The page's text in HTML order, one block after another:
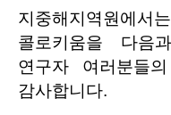
지중해지역원에
콜로키움을 다음
연구자 여러분들
감사합니다.